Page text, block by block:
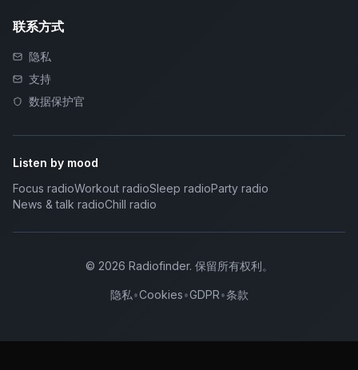
联系方式
隐私
支持
数据保护官
Listen by mood
Focus radioWorkout radioSleep radioParty radio
News & talk radioChill radio
© 2026 Radiofinder. 保留所有权利。
隐私•Cookies•GDPR•条款